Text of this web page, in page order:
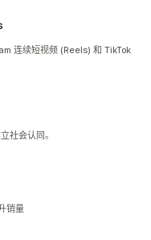
连续短视频 (Reels) 和 TikTok
社会认同。
销量